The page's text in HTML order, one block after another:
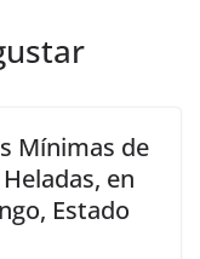
Mínimas de
en
Estado